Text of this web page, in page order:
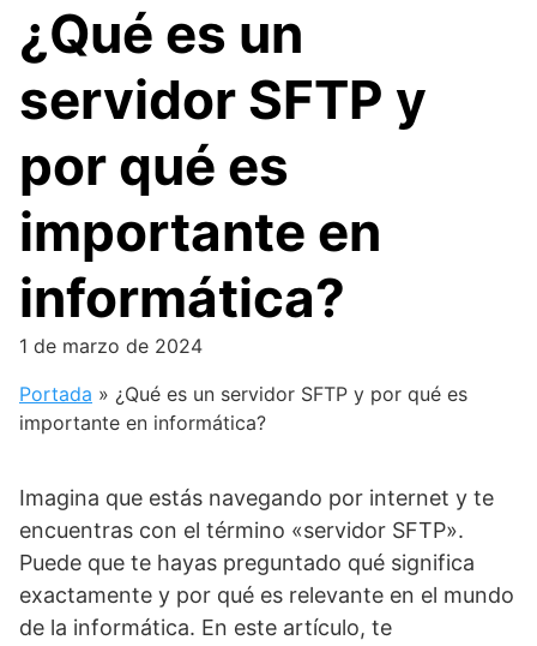
¿Qué es un
servidor SFTP y
por qué es
importante en
informática?
1 de marzo de 2024
Portada » ¿Qué es un servidor SFTP y por qué es
importante en informática?
Imagina que estás navegando por internet y te
encuentras con el término «servidor SFTP».
Puede que te hayas preguntado qué significa
exactamente y por qué es relevante en el mundo
de la informática. En este artículo, te